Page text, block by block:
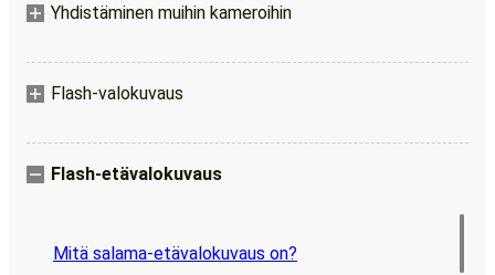
Yhdistäminen muihin kameroihin
Flash-valokuvaus
Flash-etävalokuvaus
Mitä salama-etävalokuvaus on?